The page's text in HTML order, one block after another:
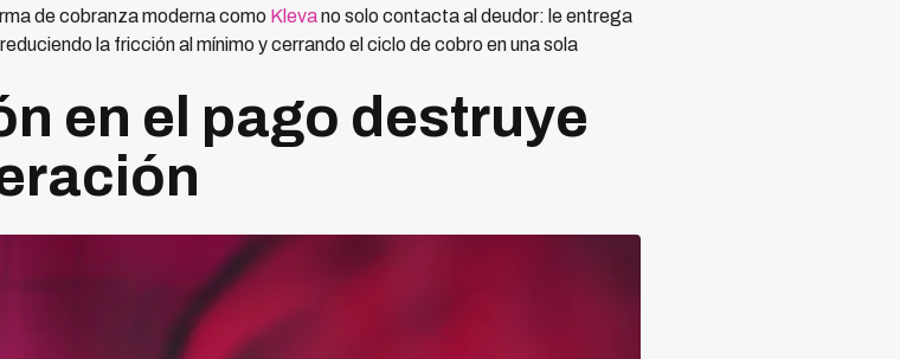
de cobranza moderna como Klevano solo contacta al deudor: le entrega
la fricción al mínimo y cerrando el ciclo de cobro en una sola
en el pago destruye